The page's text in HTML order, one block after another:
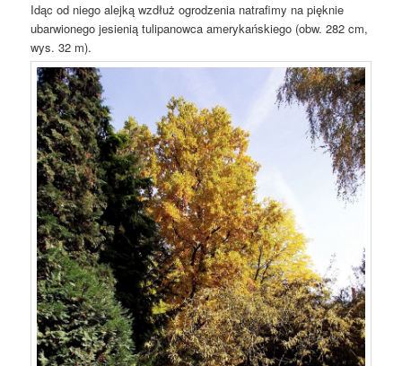
Idąc od niego alejką wzdłuż ogrodzenia natrafimy na pięknie
ubarwionego jesienią tulipanowca amerykańskiego (obw. 282 cm,
wys. 32 m).